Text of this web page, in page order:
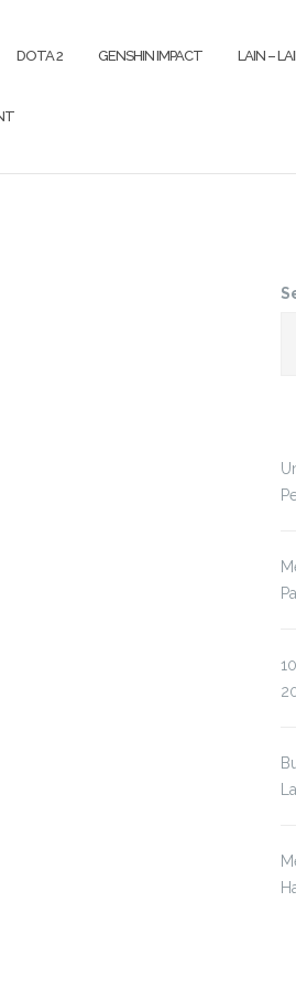
DOTA 2 GENSHIN IMPACT LAIN –